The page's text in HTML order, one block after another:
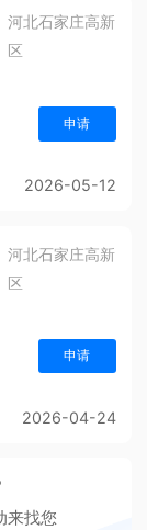
河北石家庄高新
区
申请
2026-05-12
河北石家庄高新
区
申请
2026-04-24
来找您